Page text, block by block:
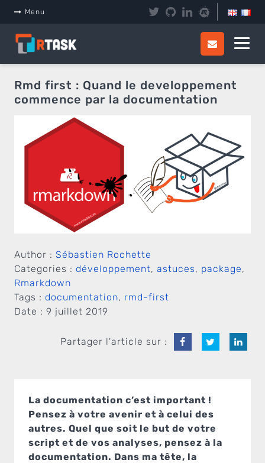
Menu
Rmd first : Quand le developpement
commence par la documentation
Author : Sébastien Rochette
Categories : développement, astuces, package,
Rmarkdown
Tags : documentation, rmd-first
Date : 9 juillet 2019
Partager l'article sur :
La documentation c’est important !
Pensez à votre avenir et à celui des
autres. Quel que soit le but de votre
script et de vos analyses, pensez à la
documentation. Dans ma tête, la
Panneau de gestion des cookies